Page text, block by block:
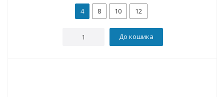
4 8 10 12
До кошика